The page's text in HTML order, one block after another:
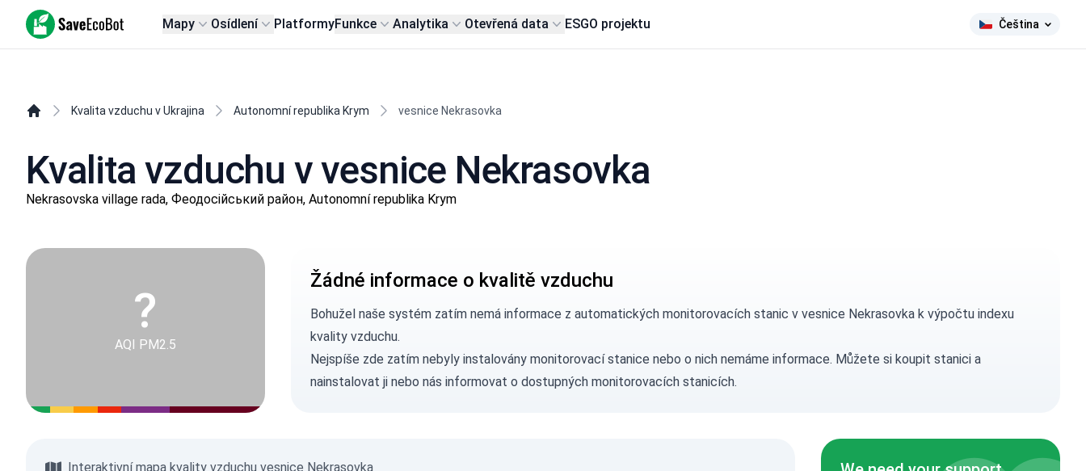
SaveEcoBot Mapy Osídlení PlatformyFunkce Analytika Otevřená data ESGO projektu Čeština
Kvalita vzduchu v Ukrajina Autonomní republika Krym vesnice Nekrasovka
Kvalita vzduchu v vesnice Nekrasovka
Nekrasovska village rada, Феодосійський район, Autonomní republika Krym
?
AQI PM2.5
Žádné informace o kvalitě vzduchu
Bohužel naše systém zatím nemá informace z automatických monitorovacích stanic v vesnice Nekrasovka k výpočtu indexu
kvality vzduchu.
Nejspíše zde zatím nebyly instalovány monitorovací stanice nebo o nich nemáme informace. Můžete si koupit stanicia
nainstalovat ji nebo nás informovat o dostupných monitorovacích stanicích.
Interaktivní mapa kvality vzduchu vesnice Nekrasovka